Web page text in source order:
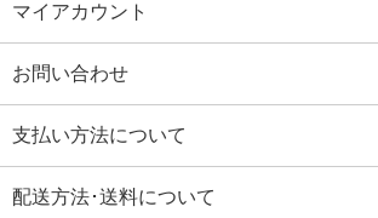
マイアカウント
お問い合わせ
支払い方法について
配送方法･送料について